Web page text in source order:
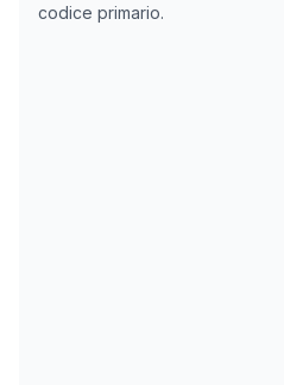
codice primario.
08/11/2025